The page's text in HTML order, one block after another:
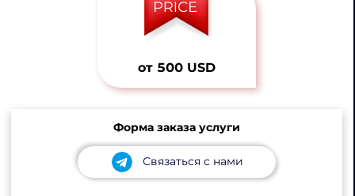
от 500 USD
Форма заказа услуги
Связаться с нами